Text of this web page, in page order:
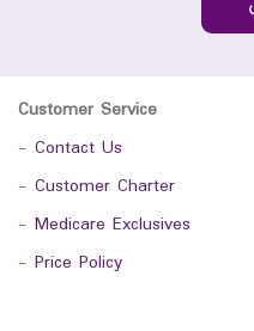
Customer Service
- Contact Us
- Customer Charter
- Medicare Exclusives
- Price Policy